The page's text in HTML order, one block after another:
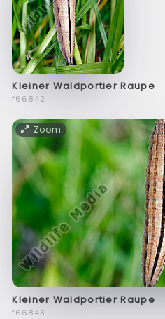
Kleiner Waldportier Raupe
f66842
Zoom
Kleiner Waldportier Raupe
f66843